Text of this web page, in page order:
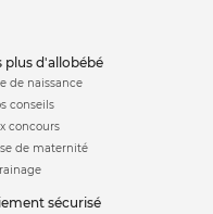
plus d'allobébé
de naissance
conseils
concours
de maternité
sécurisé